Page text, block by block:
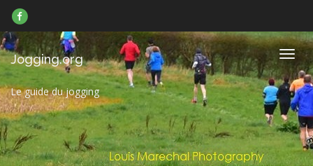
sur
Facebook
Jogging.org
Le guide du jogging